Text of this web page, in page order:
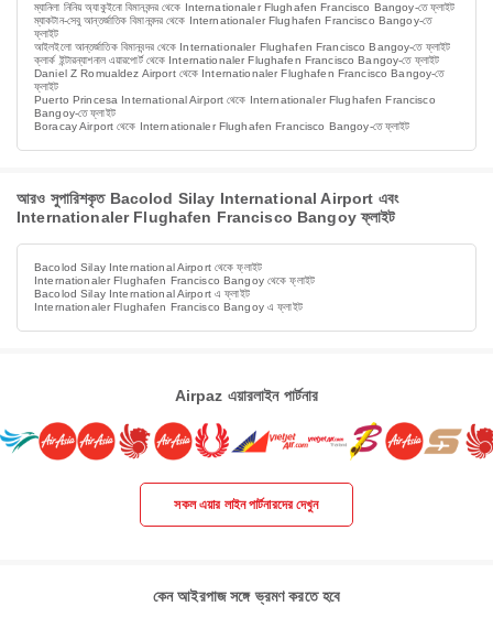
ম্যানিলা নিনিয় অ্যাকুইনো বিমানবন্দর থেকে Internationaler Flughafen Francisco Bangoy-তে ফ্লাইট
ম্যাকটান-সেবু আন্তর্জাতিক বিমানবন্দর থেকে Internationaler Flughafen Francisco Bangoy-তে
ফ্লাইট
আইলইলো আন্তর্জাতিক বিমানবন্দর থেকে Internationaler Flughafen Francisco Bangoy-তে ফ্লাইট
ক্লার্ক ইন্টারন্যাশনাল এয়ারপোর্ট থেকে Internationaler Flughafen Francisco Bangoy-তে ফ্লাইট
Daniel Z Romualdez Airport থেকে Internationaler Flughafen Francisco Bangoy-তে
ফ্লাইট
Puerto Princesa International Airport থেকে Internationaler Flughafen Francisco
Bangoy-তে ফ্লাইট
Boracay Airport থেকে Internationaler Flughafen Francisco Bangoy-তে ফ্লাইট
আরও সুপারিশকৃত Bacolod Silay International Airport এবং
Internationaler Flughafen Francisco Bangoy ফ্লাইট
Bacolod Silay International Airport থেকে ফ্লাইট
Internationaler Flughafen Francisco Bangoy থেকে ফ্লাইট
Bacolod Silay International Airport এ ফ্লাইট
Internationaler Flughafen Francisco Bangoy এ ফ্লাইট
Airpaz এয়ারলাইন পার্টনার
সকল এয়ার লাইন পার্টনারদের দেখুন
কেন আইরপাজ সঙ্গে ভ্রমণ করতে হবে